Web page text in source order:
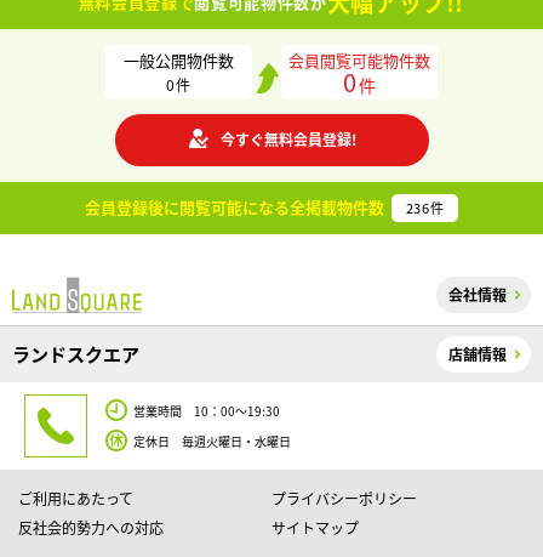
一般公開物件数
0件
会員閲覧可能物件数
0件
今すぐ無料会員登録!
会員登録後に閲覧可能になる全掲載物件数 236件
会社情報
ランドスクエア 店舗情報
営業時間 10：00～19:30
定休日 毎週火曜日・水曜日
ご利用にあたって
プライバシーポリシー
反社会的勢力への対応
サイトマップ